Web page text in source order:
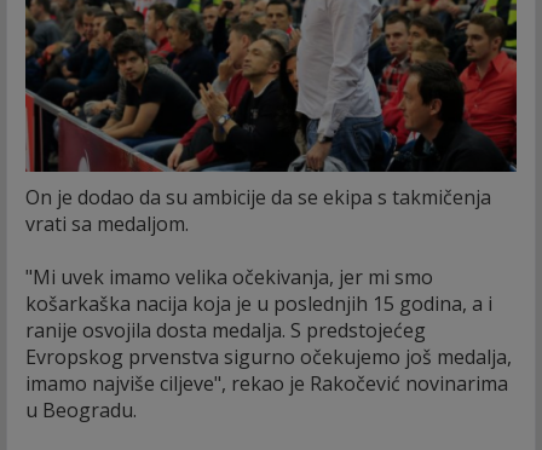
On je dodao da su ambicije da se ekipa s takmičenja
vrati sa medaljom.
"Mi uvek imamo velika očekivanja, jer mi smo
košarkaška nacija koja je u poslednjih 15 godina, a i
ranije osvojila dosta medalja. S predstojećeg
Evropskog prvenstva sigurno očekujemo još medalja,
imamo najviše ciljeve", rekao je Rakočević novinarima
u Beogradu.